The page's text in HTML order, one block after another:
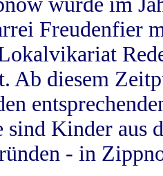
Freudenfier
Ab diesem
sind Kinder aus
- in